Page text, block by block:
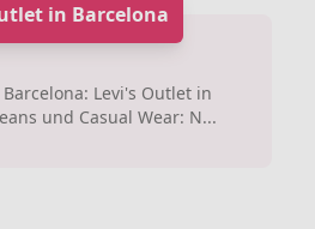
in Barcelona
Levi's Outlet in
und Casual Wear: N...